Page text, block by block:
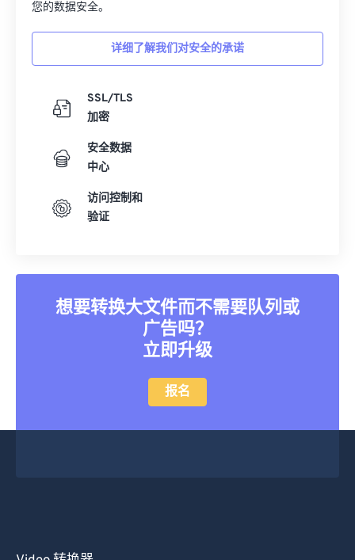
您的数据安全。
详细了解我们对安全的承诺
SSL/TLS
加密
安全数据
中心
访问控制和
验证
想要转换大文件而不需要队列或
广告吗？
立即升级
报名